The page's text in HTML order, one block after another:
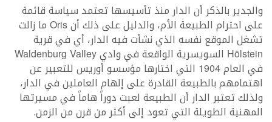
والجدير بالذكر أن الدار منذ تأسيسها تعتمد سياسة قائمة
على احترام الطبيعة الأم، والدليل على ذلك أن Oris ما زالت
تشغل الموقع نفسه الذي نشأت فيه الدار، أي في قرية
Hölstein السويسرية الواقعة في وادي Waldenburg Valley
في العام 1904 التي اختارها مؤسسو أوريس للتعبير عن
اهتمامهم بالطبيعة القادرة على إلهام العاملين في الدار،
ولذلك تعتبر الدار أن الطبيعة لعبت دوراً هاماً في مسيرتها
المهنية الطويلة التي تعود إلى أكثر من قرن من الزمن.